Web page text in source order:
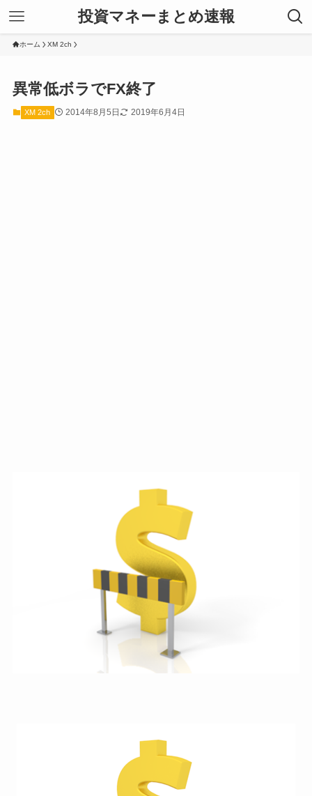
投資マネーまとめ速報
ホーム XM 2ch
異常低ボラでFX終了
XM 2ch 2014年8月5日 2019年6月4日